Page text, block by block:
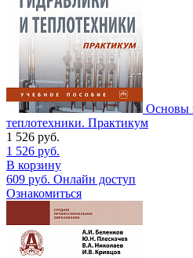
Основы
теплотехники. Практикум
1 526 руб.
1 526 руб.
В корзину
609 руб. Онлайн доступ
Ознакомиться